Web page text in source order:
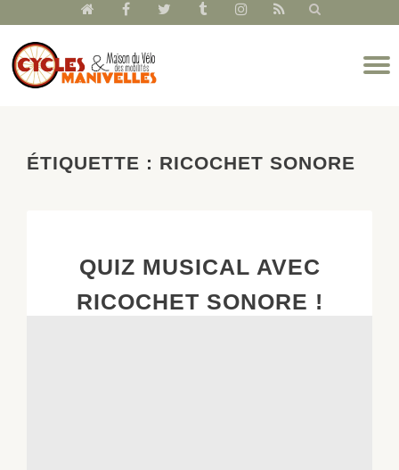
Aller
au
fa-
fa-
fa-
fa-
fa-
fa-
ÉTIQUETTE : RICOCHET SONORE
QUIZ MUSICAL AVEC
RICOCHET SONORE !